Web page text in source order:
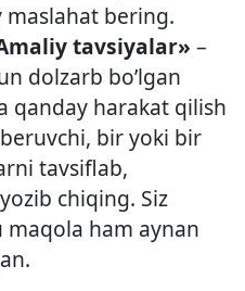
bering.
tavsiyalar» –
dolzarb bo’lgan
qanday harakat qilish
bir yoki bir
tavsiflab,
chiqing. Siz
maqola ham aynan